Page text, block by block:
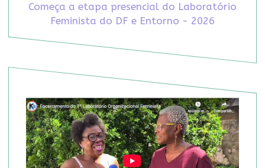
Começa a etapa presencial do Laboratório
Feminista do DF e Entorno - 2026